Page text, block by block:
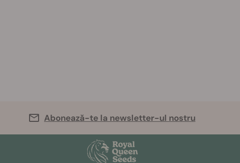
Abonează-te la newsletter-ul nostru